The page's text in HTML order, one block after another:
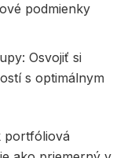
podmienky
Osvojiť si
s optimálnym
portfóliová